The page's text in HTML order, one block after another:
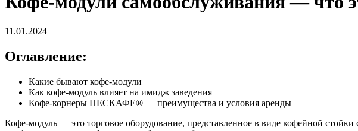
11.01.2024
Оглавление:
Какие бывают кофе-модули
Как кофе-модуль влияет на имидж заведения
Кофе-корнеры НЕСКАФЕ® — преимущества и условия аренды
Кофе-модуль — это торговое оборудование, представленное в виде кофейной